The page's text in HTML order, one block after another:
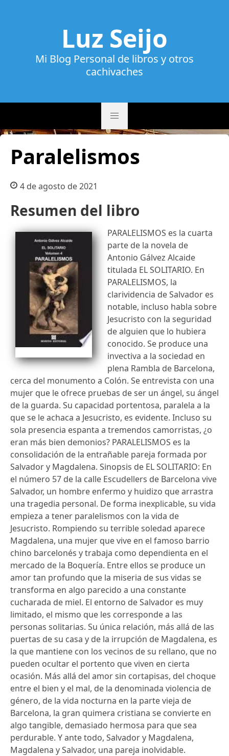
Luz Seijo
Mi Blog Personal de libros y otros
cachivaches
Paralelismos
4 de agosto de 2021
Resumen del libro
PARALELISMOS es la cuarta
parte de la novela de
Antonio Gálvez Alcaide
titulada EL SOLITARIO. En
PARALELISMOS, la
clarividencia de Salvador es
notable, incluso habla sobre
Jesucristo con la seguridad
de alguien que lo hubiera
conocido. Se produce una
invectiva a la sociedad en
plena Rambla de Barcelona,
cerca del monumento a Colón. Se entrevista con una
mujer que le ofrece pruebas de ser un ángel, su ángel
de la guarda. Su capacidad portentosa, paralela a la
que se le achaca a Jesucristo, es evidente. Incluso su
sola presencia espanta a tremendos camorristas, ¿o
eran más bien demonios? PARALELISMOS es la
consolidación de la entrañable pareja formada por
Salvador y Magdalena. Sinopsis de EL SOLITARIO: En
el número 57 de la calle Escudellers de Barcelona vive
Salvador, un hombre enfermo y huidizo que arrastra
una tragedia personal. De forma inexplicable, su vida
empieza a tener paralelismos con la vida de
Jesucristo. Rompiendo su terrible soledad aparece
Magdalena, una mujer que vive en el famoso barrio
chino barcelonés y trabaja como dependienta en el
mercado de la Boquería. Entre ellos se produce un
amor tan profundo que la miseria de sus vidas se
transforma en algo parecido a una constante
cucharada de miel. El entorno de Salvador es muy
limitado, el mismo que les corresponde a las
personas solitarias. Su única relación, más allá de las
puertas de su casa y de la irrupción de Magdalena, es
la que mantiene con los vecinos de su rellano, que no
pueden ocultar el portento que viven en cierta
ocasión. Más allá del amor sin cortapisas, del choque
entre el bien y el mal, de la denominada violencia de
género, de la vida nocturna en la parte vieja de
Barcelona, la gran quimera cristiana se convierte en
algo tangible, demasiado hermosa para que sea
perdurable. Y ante todo, Salvador y Magdalena,
Magdalena y Salvador, una pareja inolvidable.